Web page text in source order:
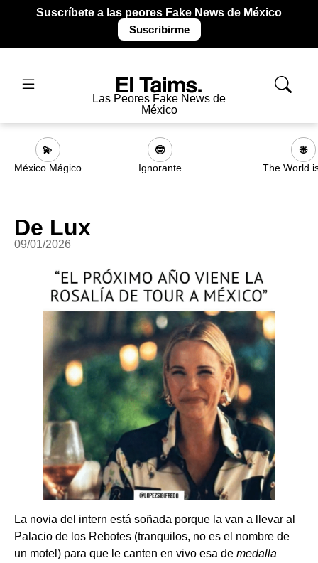
Suscríbete a las peores Fake News de México
Suscribirme
Las Peores Fake News de
México
💫
México Mágico
🤓
Ignorante
🌐
The World
De Lux
09/01/2026
La novia del intern está soñada porque la van a llevar al
Palacio de los Rebotes (tranquilos, no es el nombre de
un motel) para que le canten en vivo esa de medalla